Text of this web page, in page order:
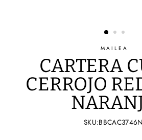
MAILEA
CARTERA
CERROJO